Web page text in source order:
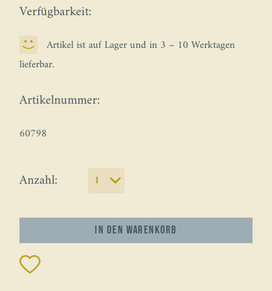
Verfügbarkeit:
Artikel ist auf Lager und in 3 – 10 Werktagen
lieferbar.
Artikelnummer:
60798
Anzahl:
In den Warenkorb